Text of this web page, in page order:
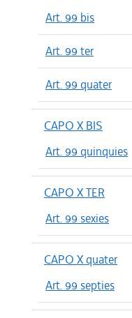
Art. 99 bis
Art. 99 ter
Art. 99 quater
CAPO X BIS
Art. 99 quinquies
CAPO X TER
Art. 99 sexies
CAPO X quater
Art. 99 septies